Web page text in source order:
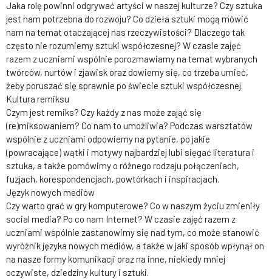
Jaka rolę powinni odgrywać artyści w naszej kulturze? Czy sztuka
jest nam potrzebna do rozwoju? Co dzieła sztuki mogą mówić
nam na temat otaczającej nas rzeczywistości? Dlaczego tak
często nie rozumiemy sztuki współczesnej? W czasie zajęć
razem z uczniami wspólnie porozmawiamy na temat wybranych
twórców, nurtów i zjawisk oraz dowiemy się, co trzeba umieć,
żeby poruszać się sprawnie po świecie sztuki współczesnej.
Kultura remiksu
Czym jest remiks? Czy każdy z nas może zająć się
(re)miksowaniem? Co nam to umożliwia? Podczas warsztatów
wspólnie z uczniami odpowiemy na pytanie, po jakie
(powracające) wątki i motywy najbardziej lubi sięgać literatura i
sztuka, a także pomówimy o różnego rodzaju połączeniach,
fuzjach, korespondencjach, powtórkach i inspiracjach.
Język nowych mediów
Czy warto grać w gry komputerowe? Co w naszym życiu zmieniły
social media? Po co nam Internet? W czasie zajęć razem z
uczniami wspólnie zastanowimy się nad tym, co może stanowić
wyróżnik języka nowych mediów, a także w jaki sposób wpłynął on
na nasze formy komunikacji oraz na inne, niekiedy mniej
oczywiste, dziedziny kultury i sztuki.